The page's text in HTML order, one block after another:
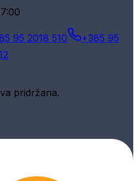
95 2018 510
+385 95
pridržana.